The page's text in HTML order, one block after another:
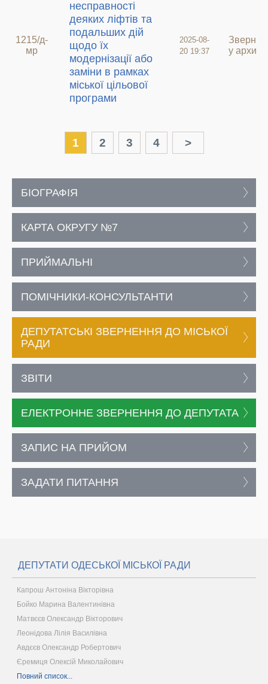
1215/д-
мр
несправності
деяких ліфтів та
подальших дій
щодо їх
модернізації або
заміни в рамках
міської цільової
програми
2025-08-
20 19:37
у архиві
1 2 3 4 >
БІОГРАФІЯ
КАРТА ОКРУГУ №7
ПРИЙМАЛЬНІ
ПОМІЧНИКИ-КОНСУЛЬТАНТИ
ДЕПУТАТСЬКІ ЗВЕРНЕННЯ ДО МІСЬКОЇ
РАДИ
ЗВІТИ
ЕЛЕКТРОННЕ ЗВЕРНЕННЯ ДО ДЕПУТАТА
ЗАПИС НА ПРИЙОМ
ЗАДАТИ ПИТАННЯ
ДЕПУТАТИ ОДЕСЬКОЇ МІСЬКОЇ РАДИ
Капрош Антоніна Вікторівна
Бойко Марина Валентинівна
Матвєєв Олександр Вікторович
Леонідова Лілія Василівна
Авдєєв Олександр Робертович
Єремиця Олексій Миколайович
Повний список...